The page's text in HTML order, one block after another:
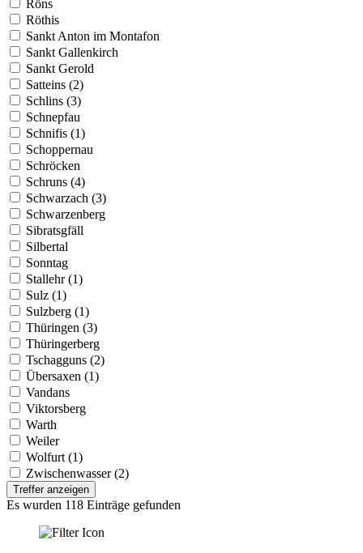
Röns
Röthis
Sankt Anton im Montafon
Sankt Gallenkirch
Sankt Gerold
Satteins (2)
Schlins (3)
Schnepfau
Schnifis (1)
Schoppernau
Schröcken
Schruns (4)
Schwarzach (3)
Schwarzenberg
Sibratsgfäll
Silbertal
Sonntag
Stallehr (1)
Sulz (1)
Sulzberg (1)
Thüringen (3)
Thüringerberg
Tschagguns (2)
Übersaxen (1)
Vandans
Viktorsberg
Warth
Weiler
Wolfurt (1)
Zwischenwasser (2)
Treffer anzeigen
Es wurden 118 Einträge gefunden